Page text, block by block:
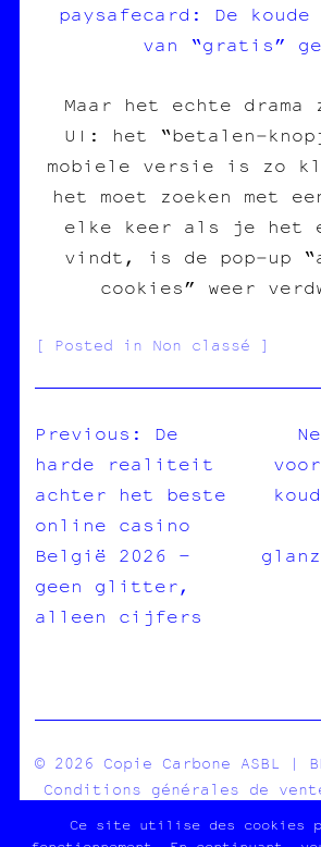
paysafecard: De
van “gratis”
Maar het echte
UI: het
mobiele versie is zo
het moet zoeken met
elke keer als je het
vindt, is de pop‑up
cookies” weer
Posted in Non classé
NAVIGATION
DE
L’ARTICLE
Previous:
De
harde realiteit
achter het beste
online casino
België 2026 –
geen glitter,
alleen cijfers
© 2026 Copie Carbone ASBL |
Conditions générales de
Ce site utilise des cookies